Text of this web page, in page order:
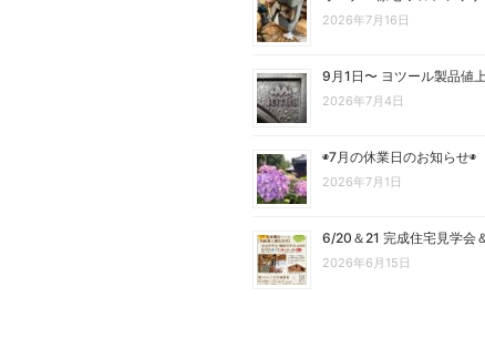
2026年7月16日
9月1日〜 ヨツール製品値
2026年7月4日
◉7月の休業日のお知らせ◉
2026年7月1日
6/20＆21 完成住宅見学会
2026年6月15日